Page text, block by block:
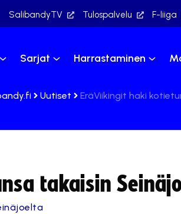
SalibandyTV Tulospalvelu F-liiga
Sarjat Harrastaminen
Uutiset EräViikingit haki
takaisin